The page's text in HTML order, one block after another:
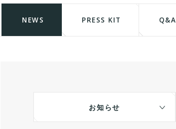
NEWS PRESS KIT Q&A
お知らせ